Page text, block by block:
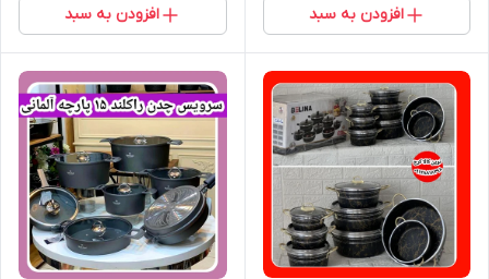
افزودن به سبد افزودن به سبد